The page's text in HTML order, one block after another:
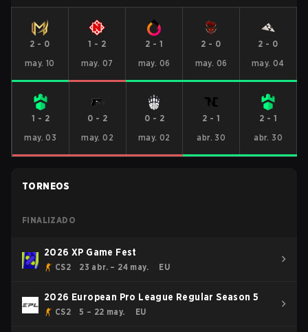
2 - 0
may. 10
1 - 2
may. 07
2 - 1
may. 06
2 - 0
may. 06
2 - 0
may. 04
1 - 2
may. 03
0 - 2
may. 02
0 - 2
may. 02
2 - 1
abr. 30
2 - 1
abr. 30
TORNEOS
FINALIZADO
2026 XP Game Fest
CS2 23 abr. – 24 may. EU
2026 European Pro League Regular Season 5
CS2 5 – 22 may. EU